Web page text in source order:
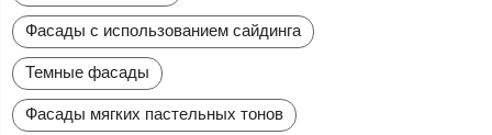
Фасады с использованием сайдинга
Темные фасады
Фасады мягких пастельных тонов